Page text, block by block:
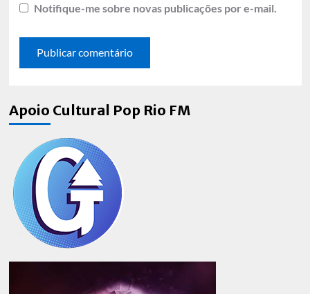
Notifique-me sobre novas publicações por e-mail.
Apoio Cultural Pop Rio FM